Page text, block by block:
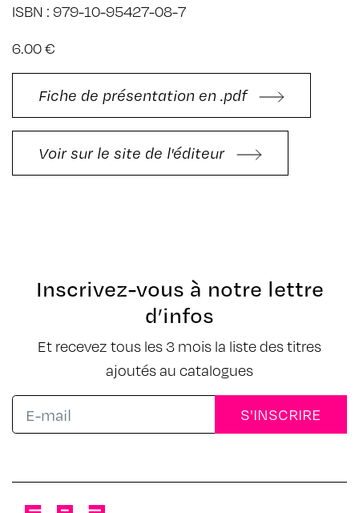
ISBN : 979-10-95427-08-7
6.00 €
Fiche de présentation en .pdf
Voir sur le site de l'éditeur
Inscrivez-vous à notre lettre
d’infos
Et recevez tous les 3 mois la liste des titres
ajoutés au catalogues